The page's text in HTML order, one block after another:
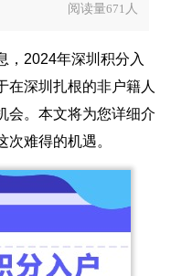
阅读量671 人
，2024年深圳积分入
在深圳扎根的非户籍人
会。本文将为您详细介
难得的机遇。